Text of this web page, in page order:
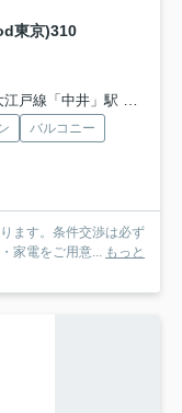
東京)310
戸線「中井」駅 徒歩7分
バルコニー
ます。条件交渉は必ず
家電をご用意...
もっと